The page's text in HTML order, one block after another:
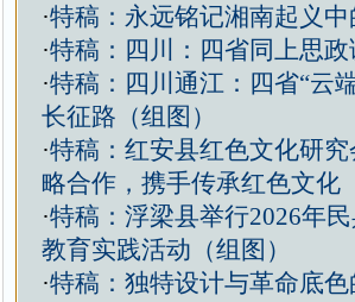
·特稿：永远铭记湘南起义
·特稿：四川：四省同上思
·特稿：四川通江：四省“云
长征路（组图）
·特稿：红安县红色文化研
略合作，携手传承红色文化
·特稿：浮梁县举行2026年
教育实践活动（组图）
·特稿：独特设计与革命底